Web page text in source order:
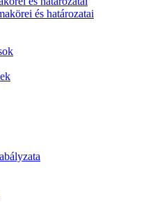
és határozatai